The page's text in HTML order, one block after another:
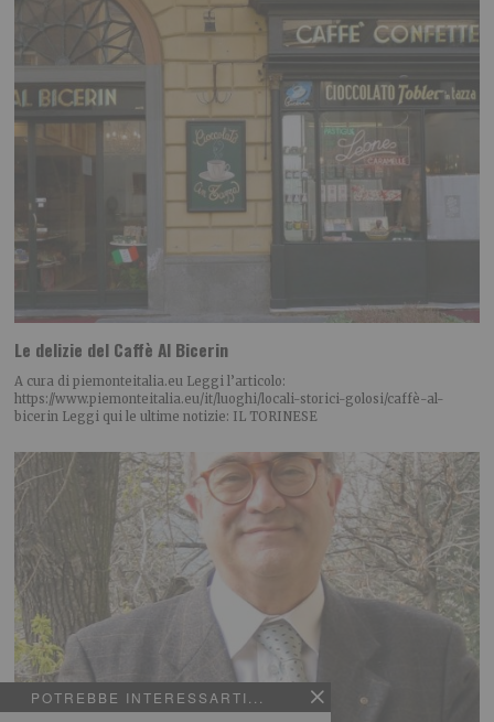
POTREBBE INTERESSARTI...
Le delizie del Caffè Al Bicerin
A cura di piemonteitalia.eu Leggi l’articolo:
https://www.piemonteitalia.eu/it/luoghi/locali-storici-golosi/caffè-al-
bicerin Leggi qui le ultime notizie: IL TORINESE